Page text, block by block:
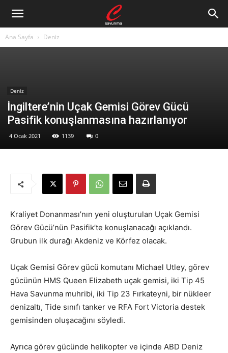
Ana Sayfa Deniz
Deniz
İngiltere’nin Uçak Gemisi Görev Gücü
Pasifik konuşlanmasına hazırlanıyor
4 Ocak 2021 1139 0
Kraliyet Donanması’nın yeni oluşturulan Uçak Gemisi
Görev Gücü’nün Pasifik’te konuşlanacağı açıklandı.
Grubun ilk durağı Akdeniz ve Körfez olacak.
Uçak Gemisi Görev gücü komutanı Michael Utley, görev
gücünün HMS Queen Elizabeth uçak gemisi, iki Tip 45
Hava Savunma muhribi, iki Tip 23 Fırkateyni, bir nükleer
denizaltı, Tide sınıfı tanker ve RFA Fort Victoria destek
gemisinden oluşacağını söyledi.
Ayrıca görev gücünde helikopter ve içinde ABD Deniz